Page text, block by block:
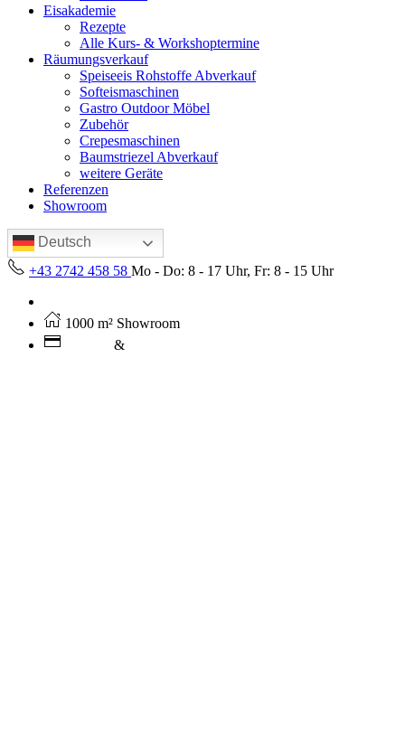
Eisakademie
Rezepte
Alle Kurs- & Workshoptermine
Räumungsverkauf
Speiseeis Rohstoffe Abverkauf
Softeismaschinen
Gastro Outdoor Möbel
Zubehör
Crepesmaschinen
Baumstriezel Abverkauf
weitere Geräte
Referenzen
Showroom
Deutsch
+43 2742 458 58 Mo - Do: 8 - 17 Uhr, Fr: 8 - 15 Uhr
1000 m² Showroom
&